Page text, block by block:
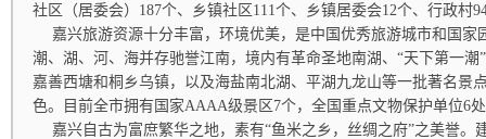
社区（居委会）187个、乡镇社区111个、乡镇居委会12个、行政村
嘉兴旅游资源十分丰富，环境优美，是中国优秀旅游城市和国家
潮、湖、河、海并存驰誉江南，境内有革命圣地南湖、“天下第一潮
嘉善西塘和桐乡乌镇，以及海盐南北湖、平湖九龙山等一批著名景
色。目前全市拥有国家AAAA级景区7个，全国重点文物保护单位6
嘉兴自古为富庶繁华之地，素有“鱼米之乡，丝绸之府”之美誉。